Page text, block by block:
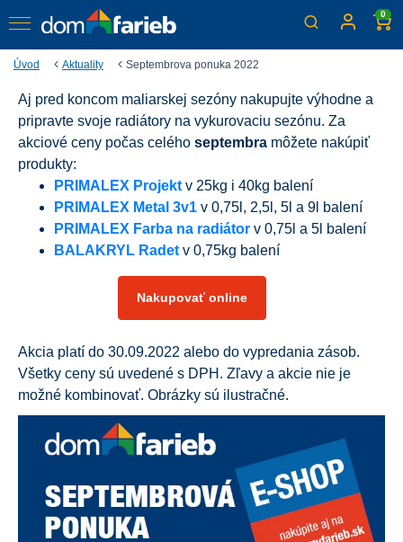
0
Úvod Aktuality Septembrova ponuka 2022
Septembrová ponuka
Nakupujte online aj v kamenných predajniach
Aj pred koncom maliarskej sezóny nakupujte výhodne a
pripravte svoje radiátory na vykurovaciu sezónu. Za
akciové ceny počas celého septembra môžete nakúpiť
produkty:
PRIMALEX Projekt v 25kg i 40kg balení
PRIMALEX Metal 3v1 v 0,75l, 2,5l, 5l a 9l balení
PRIMALEX Farba na radiátor v 0,75l a 5l balení
BALAKRYL Radet v 0,75kg balení
Nakupovať online
Akcia platí do 30.09.2022 alebo do vypredania zásob.
Všetky ceny sú uvedené s DPH. Zľavy a akcie nie je
možné kombinovať. Obrázky sú ilustračné.